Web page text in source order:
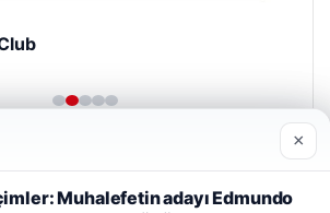
×
Muhalefetin adayı Edmundo